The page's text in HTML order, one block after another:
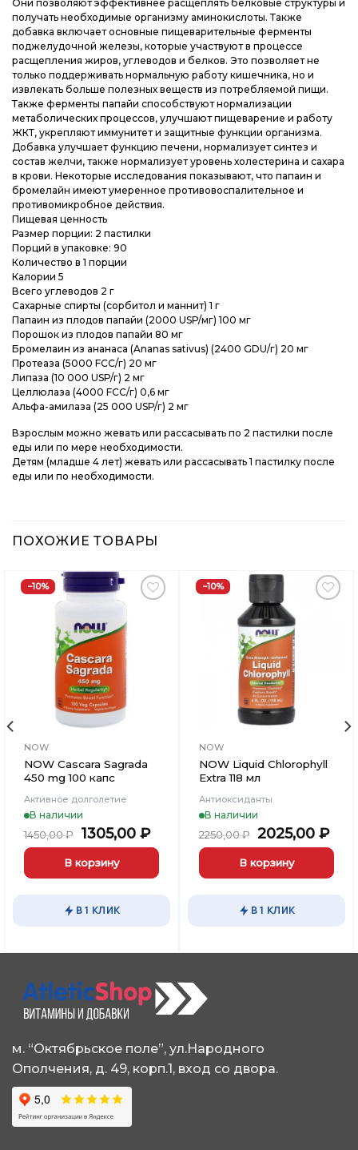
Они позволяют эффективнее расщеплять белковые структуры и
получать необходимые организму аминокислоты. Также
добавка включает основные пищеварительные ферменты
поджелудочной железы, которые участвуют в процессе
расщепления жиров, углеводов и белков. Это позволяет не
только поддерживать нормальную работу кишечника, но и
извлекать больше полезных веществ из потребляемой пищи.
Также ферменты папайи способствуют нормализации
метаболических процессов, улучшают пищеварение и работу
ЖКТ, укрепляют иммунитет и защитные функции организма.
Добавка улучшает функцию печени, нормализует синтез и
состав желчи, также нормализует уровень холестерина и сахара
в крови. Некоторые исследования показывают, что папаин и
бромелайн имеют умеренное противовоспалительное и
противомикробное действия.
Пищевая ценность
Размер порции: 2 пастилки
Порций в упаковке: 90
Количество в 1 порции
Калории 5
Всего углеводов 2 г
Сахарные спирты (сорбитол и маннит) 1 г
Папаин из плодов папайи (2000 USP/мг) 100 мг
Порошок из плодов папайи 80 мг
Бромелаин из ананаса (Ananas sativus) (2400 GDU/г) 20 мг
Протеаза (5000 FCC/г) 20 мг
Липаза (10 000 USP/г) 2 мг
Целлюлаза (4000 FCC/г) 0,6 мг
Альфа-амилаза (25 000 USP/г) 2 мг
Взрослым можно жевать или рассасывать по 2 пастилки после
еды или по мере необходимости.
Детям (младше 4 лет) жевать или рассасывать 1 пастилку после
еды или по необходимости.
ПОХОЖИЕ ТОВАРЫ
−10%
Добавить
Вишлист
NOW
NOW Cascara Sagrada
450 mg 100 капс
Активное долголетие
В наличии
1450,00₽
Первоначальная
цена
составляла
1450,00 ₽.
1305,00 ₽Текущая
цена:
В корзину
В 1 КЛИК
−10%
Добавить
Вишлист
NOW
NOW Liquid Chlorophyll
Extra 118 мл
Антиоксиданты
В наличии
2250,00₽
цена
составляла
2250,00 ₽.
2025,00 ₽
В корзину
В 1 КЛИК
м. “Октябрьское поле”, ул.Народного
Ополчения, д. 49, корп.1, вход со двора.